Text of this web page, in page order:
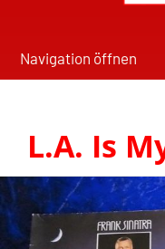
Navigation öffnen
L.A. Is